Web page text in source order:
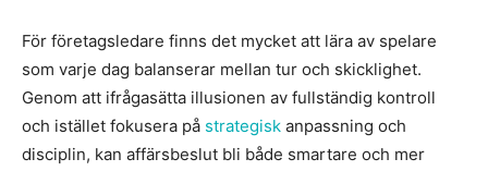
För företagsledare finns det mycket att lära av spelare
som varje dag balanserar mellan tur och skicklighet.
Genom att ifrågasätta illusionen av fullständig kontroll
och istället fokusera på strategisk anpassning och
disciplin, kan affärsbeslut bli både smartare och mer